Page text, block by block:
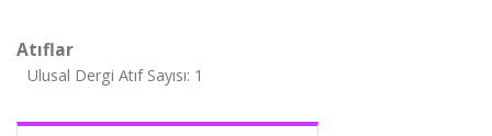
Atıflar
Ulusal Dergi Atıf Sayısı: 1